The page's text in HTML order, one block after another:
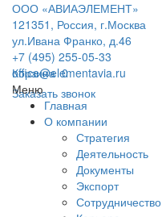
ООО «АВИАЭЛЕМЕНТ»
121351, Россия, г.Москва
ул.Ивана Франко, д.46
+7 (495) 255-05-33
office@elementavia.ru
Заказать звонок
Корзина0
Меню
Главная
О компании
Стратегия
Деятельность
Документы
Экспорт
Сотрудничество